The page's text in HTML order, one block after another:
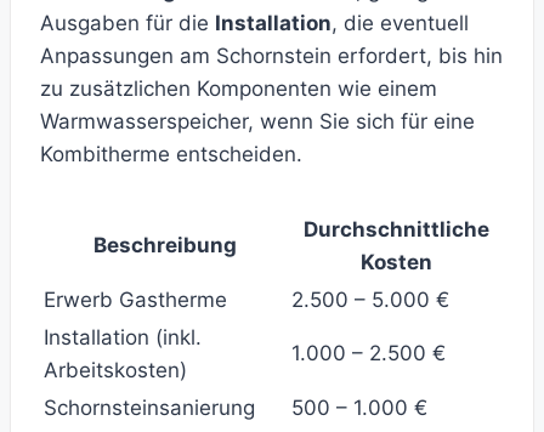
Ausgaben für die Installation, die eventuell
Anpassungen am Schornstein erfordert, bis hin
zu zusätzlichen Komponenten wie einem
Warmwasserspeicher, wenn Sie sich für eine
Kombitherme entscheiden.
Beschreibung
Durchschnittliche
Kosten
Erwerb Gastherme
2.500 – 5.000 €
Installation (inkl.
Arbeitskosten)
1.000 – 2.500 €
Schornsteinsanierung
500 – 1.000 €